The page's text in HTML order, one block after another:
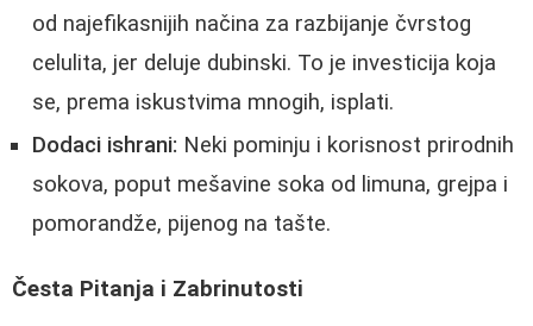
od najefikasnijih načina za razbijanje čvrstog
celulita, jer deluje dubinski. To je investicija koja
se, prema iskustvima mnogih, isplati.
Dodaci ishrani: Neki pominju i korisnost prirodnih
sokova, poput mešavine soka od limuna, grejpa i
pomorandže, pijenog na tašte.
Česta Pitanja i Zabrinutosti